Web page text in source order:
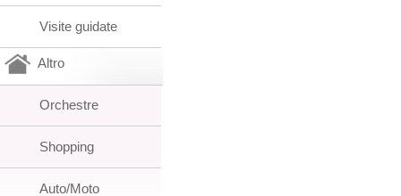
Visite guidate
Altro
Orchestre
Shopping
Auto/Moto